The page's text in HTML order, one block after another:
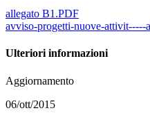
allegato B1.PDF
avviso-progetti-nuove-attivit-----
Ulteriori informazioni
Aggiornamento
06/ott/2015